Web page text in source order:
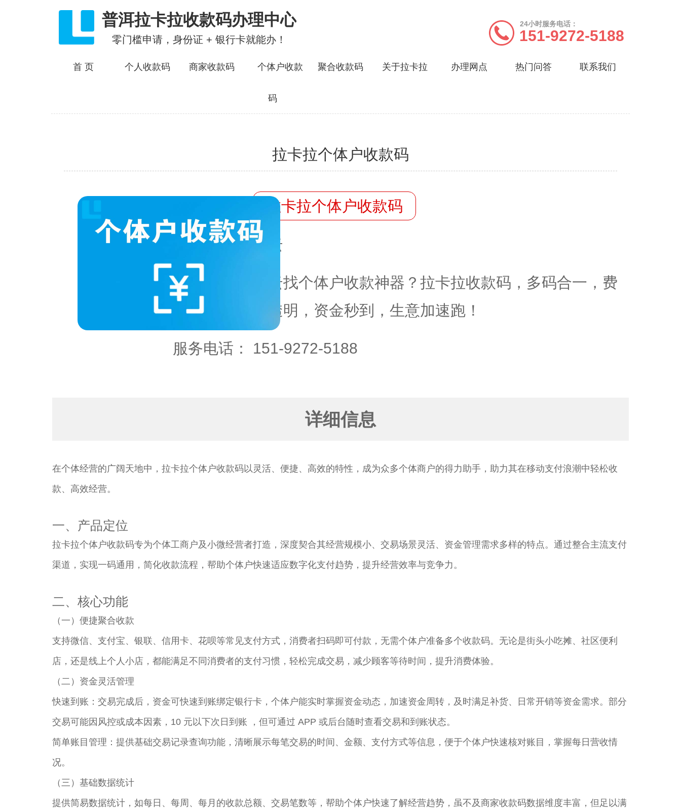
普洱拉卡拉收款码办理中心
零门槛申请，身份证 + 银行卡就能办！
24小时服务电话：
151-9272-5188
首 页 个人收款码 商家收款码 个体户收款
码
聚合收款码 关于拉卡拉 办理网点 热门问答 联系我们
拉卡拉个体户收款码
拉卡拉个体户收款码
服务区域： 翠云
内容：
翠云找个体户收款神器？拉卡拉收款码，多码合一，费
率透明，资金秒到，生意加速跑！
服务电话： 151-9272-5188
详细信息
在个体经营的广阔天地中，拉卡拉个体户收款码以灵活、便捷、高效的特性，成为众多个体商户的得力助手，助力其在移动支付浪潮中轻松收
款、高效经营。​
一、产品定位​
拉卡拉个体户收款码专为个体工商户及小微经营者打造，深度契合其经营规模小、交易场景灵活、资金管理需求多样的特点。通过整合主流支付
渠道，实现一码通用，简化收款流程，帮助个体户快速适应数字化支付趋势，提升经营效率与竞争力。​
二、核心功能​
（一）便捷聚合收款​
支持微信、支付宝、银联、信用卡、花呗等常见支付方式，消费者扫码即可付款，无需个体户准备多个收款码。无论是街头小吃摊、社区便利
店，还是线上个人小店，都能满足不同消费者的支付习惯，轻松完成交易，减少顾客等待时间，提升消费体验。​
（二）资金灵活管理​
快速到账：交易完成后，资金可快速到账绑定银行卡，个体户能实时掌握资金动态，加速资金周转，及时满足补货、日常开销等资金需求。部分
交易可能因风控或成本因素，10 元以下次日到账 ，但可通过 APP 或后台随时查看交易和到账状态。​
简单账目管理：提供基础交易记录查询功能，清晰展示每笔交易的时间、金额、支付方式等信息，便于个体户快速核对账目，掌握每日营收情
况。​
（三）基础数据统计​
提供简易数据统计，如每日、每周、每月的收款总额、交易笔数等，帮助个体户快速了解经营趋势，虽不及商家收款码数据维度丰富，但足以满